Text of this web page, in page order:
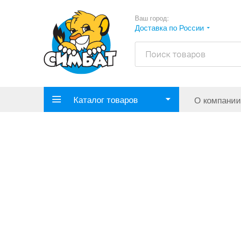
Ваш город:
Доставка по России
Каталог товаров О компании